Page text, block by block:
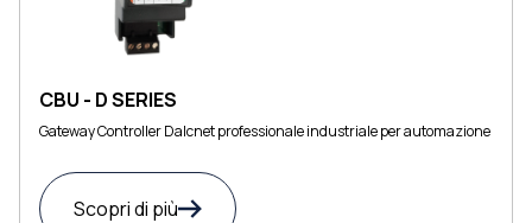
CBU - D SERIES
Gateway Controller Dalcnet professionale industriale per automazione
Scopri di più